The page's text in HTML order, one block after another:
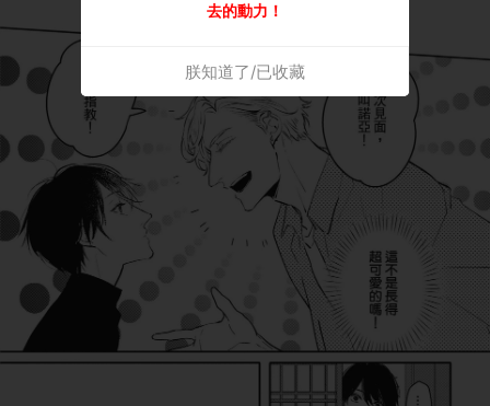
去的動力！
朕知道了/已收藏